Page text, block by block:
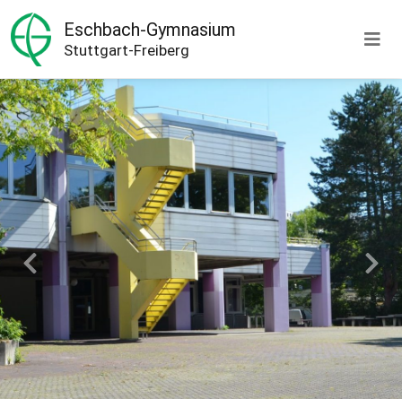
Eschbach-Gymnasium
Stuttgart-Freiberg
Previous Next